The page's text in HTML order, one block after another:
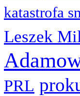
katastrofa
Leszek
PRL